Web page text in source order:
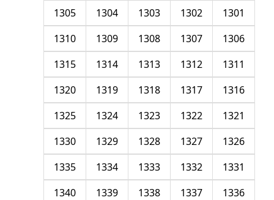
1301
1302
1303
1304
1305
1306
1307
1308
1309
1310
1311
1312
1313
1314
1315
1316
1317
1318
1319
1320
1321
1322
1323
1324
1325
1326
1327
1328
1329
1330
1331
1332
1333
1334
1335
1336
1337
1338
1339
1340